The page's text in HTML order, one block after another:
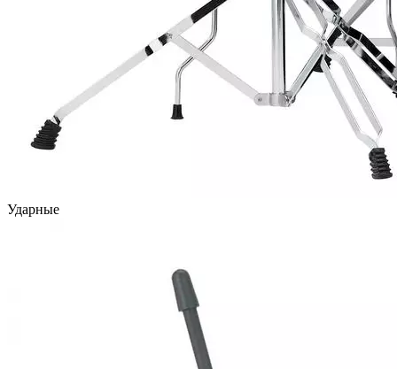
Ударные